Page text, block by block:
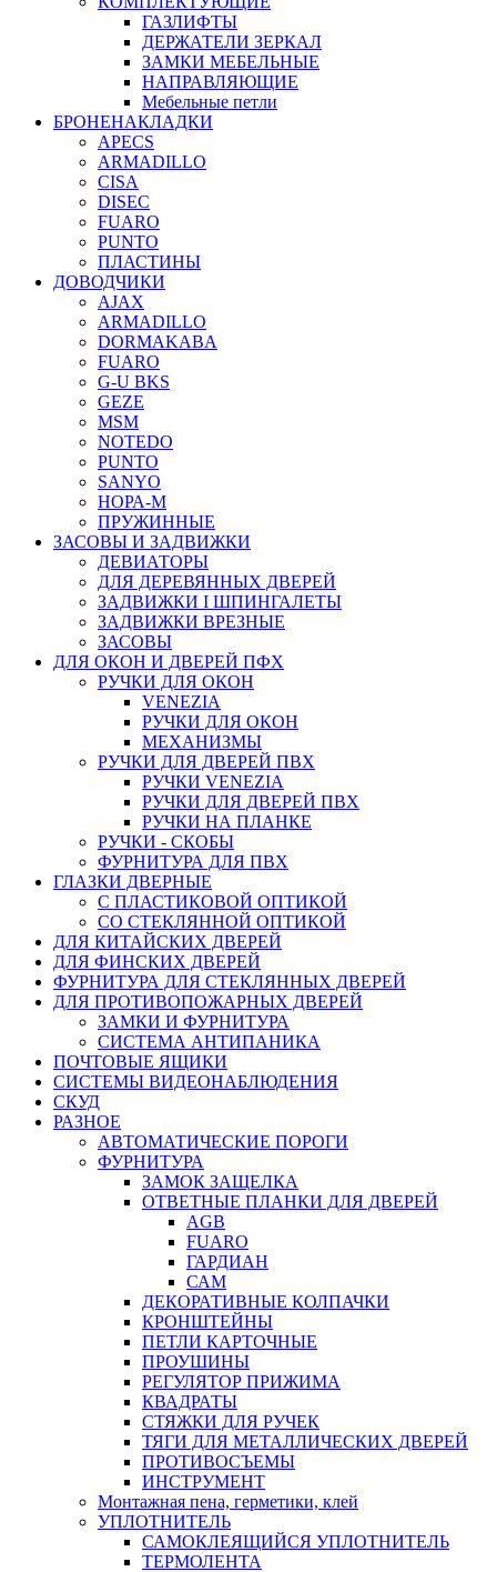
ГАЗЛИФТЫ
ДЕРЖАТЕЛИ ЗЕРКАЛ
ЗАМКИ МЕБЕЛЬНЫЕ
НАПРАВЛЯЮЩИЕ
Мебельные петли
БРОНЕНАКЛАДКИ
APECS
ARMADILLO
CISA
DISEC
FUARO
PUNTO
ПЛАСТИНЫ
ДОВОДЧИКИ
AJAX
ARMADILLO
DORMAKABA
FUARO
G-U BKS
GEZE
MSM
NOTEDO
PUNTO
SANYO
НОРА-М
ПРУЖИННЫЕ
ЗАСОВЫ И ЗАДВИЖКИ
ДЕВИАТОРЫ
ДЛЯ ДЕРЕВЯННЫХ ДВЕРЕЙ
ЗАДВИЖКИ I ШПИНГАЛЕТЫ
ЗАДВИЖКИ ВРЕЗНЫЕ
ЗАСОВЫ
ДЛЯ ОКОН И ДВЕРЕЙ ПФХ
РУЧКИ ДЛЯ ОКОН
VENEZIA
РУЧКИ ДЛЯ ОКОН
МЕХАНИЗМЫ
РУЧКИ ДЛЯ ДВЕРЕЙ ПВХ
РУЧКИ VENEZIA
РУЧКИ ДЛЯ ДВЕРЕЙ ПВХ
РУЧКИ НА ПЛАНКЕ
РУЧКИ - СКОБЫ
ФУРНИТУРА ДЛЯ ПВХ
ГЛАЗКИ ДВЕРНЫЕ
С ПЛАСТИКОВОЙ ОПТИКОЙ
СО СТЕКЛЯННОЙ ОПТИКОЙ
ДЛЯ КИТАЙСКИХ ДВЕРЕЙ
ДЛЯ ФИНСКИХ ДВЕРЕЙ
ФУРНИТУРА ДЛЯ СТЕКЛЯННЫХ ДВЕРЕЙ
ДЛЯ ПРОТИВОПОЖАРНЫХ ДВЕРЕЙ
ЗАМКИ И ФУРНИТУРА
СИСТЕМА АНТИПАНИКА
ПОЧТОВЫЕ ЯЩИКИ
СИСТЕМЫ ВИДЕОНАБЛЮДЕНИЯ
СКУД
РАЗНОЕ
АВТОМАТИЧЕСКИЕ ПОРОГИ
ФУРНИТУРА
ЗАМОК ЗАЩЕЛКА
ОТВЕТНЫЕ ПЛАНКИ ДЛЯ ДВЕРЕЙ
AGB
FUARO
ГАРДИАН
САМ
ДЕКОРАТИВНЫЕ КОЛПАЧКИ
КРОНШТЕЙНЫ
ПЕТЛИ КАРТОЧНЫЕ
ПРОУШИНЫ
РЕГУЛЯТОР ПРИЖИМА
КВАДРАТЫ
СТЯЖКИ ДЛЯ РУЧЕК
ТЯГИ ДЛЯ МЕТАЛЛИЧЕСКИХ ДВЕРЕЙ
ПРОТИВОСЪЕМЫ
ИНСТРУМЕНТ
Монтажная пена, герметики, клей
УПЛОТНИТЕЛЬ
САМОКЛЕЯЩИЙСЯ УПЛОТНИТЕЛЬ
ТЕРМОЛЕНТА